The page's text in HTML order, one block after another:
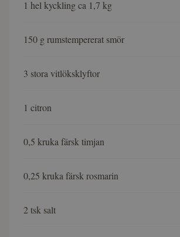
1 hel kyckling ca 1,7 kg
150 g rumstempererat smör
3 stora vitlöksklyftor
1 citron
0,5 kruka färsk timjan
0,25 kruka färsk rosmarin
2 tsk salt